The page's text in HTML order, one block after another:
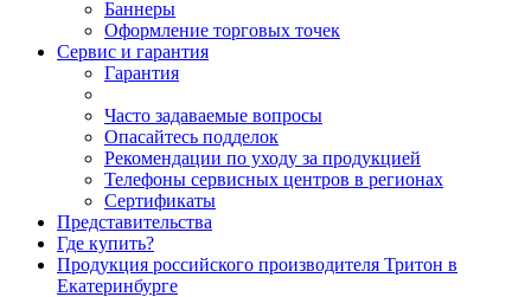
Баннеры
Оформление торговых точек
Сервис и гарантия
Гарантия
Часто задаваемые вопросы
Опасайтесь подделок
Рекомендации по уходу за продукцией
Телефоны сервисных центров в регионах
Сертификаты
Представительства
Где купить?
Продукция российского производителя Тритон в
Екатеринбурге